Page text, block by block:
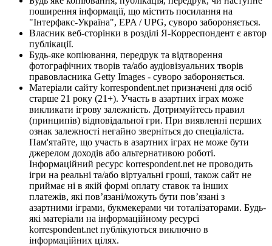
поширення інформації, що містить посилання на
"Інтерфакс-Україна", EPA / UPG, суворо забороняється.
Власник веб-сторінки в розділі Я-Корреспондент є автор
публікації.
Будь-яке копіювання, передрук та відтворення
фотографічних творів та/або аудіовізуальних творів
правовласника Getty Images - суворо забороняється.
Матеріали сайту korrespondent.net призначені для осіб
старше 21 року (21+). Участь в азартних іграх може
викликати ігрову залежність. Дотримуйтесь правил
(принципів) відповідальної гри. При виявленні перших
ознак залежності негайно зверніться до спеціаліста.
Пам'ятайте, що участь в азартних іграх не може бути
джерелом доходів або альтернативою роботі.
Інформаційний ресурс korrespondent.net не проводить
ігри на реальні та/або віртуальні гроші, також сайт не
приймає ні в якій формі оплату ставок та інших
платежів, які пов’язані/можуть бути пов’язані з
азартними іграми, букмекерами чи тоталізаторами. Будь-
які матеріали на інформаційному ресурсі
korrespondent.net публікуються виключно в
інформаційних цілях.